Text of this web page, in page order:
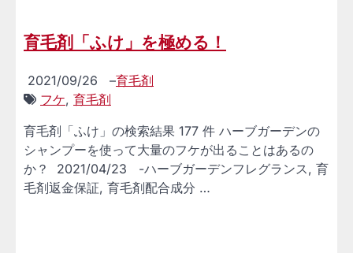
育毛剤「ふけ」を極める！
2021/09/26 –育毛剤
フケ, 育毛剤
育毛剤「ふけ」の検索結果 177 件 ハーブガーデンの
シャンプーを使って大量のフケが出ることはあるの
か？ 2021/04/23 -ハーブガーデンフレグランス, 育
毛剤返金保証, 育毛剤配合成分 …